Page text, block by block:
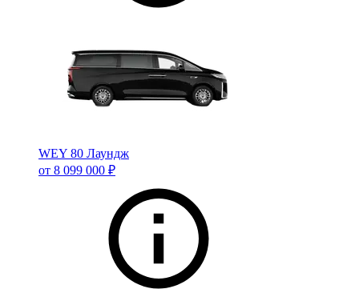
WEY 80 Лаундж
от 8 099 000 ₽